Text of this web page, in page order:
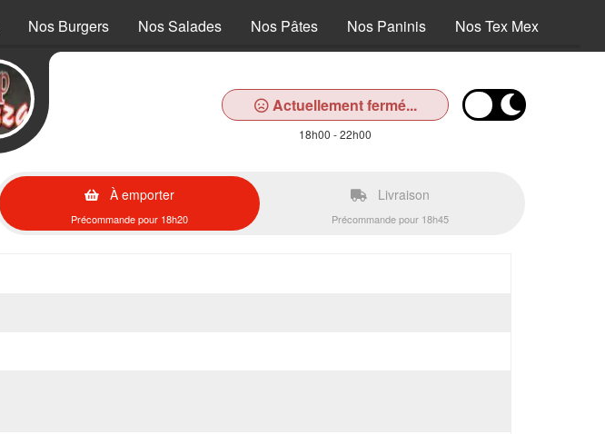
Nos Burgers Nos Salades Nos Pâtes Nos Paninis Nos Tex Mex
Actuellement fermé...
18h00 - 22h00
À emporter
Précommande pour 18h20
Livraison
Précommande pour 18h45